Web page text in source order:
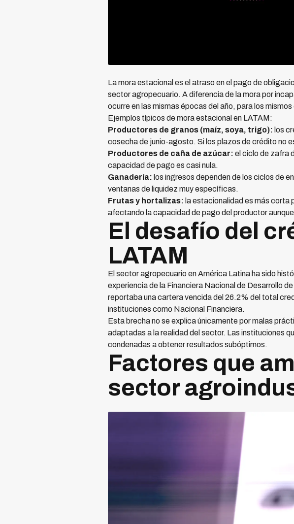
La mora estacional es el atraso en el pago de
sector agropecuario. A diferencia de la mora por
ocurre en las mismas épocas del año, para los
Ejemplos típicos de mora estacional en LATAM:
Productores de granos (maíz, soya, trigo): los
cosecha de junio-agosto. Si los plazos de crédito no
Productores de caña de azúcar: el ciclo de zafra
capacidad de pago es casi nula.
Ganadería: los ingresos dependen de los ciclos de
ventanas de liquidez muy específicas.
Frutas y hortalizas: la estacionalidad es más corta
afectando la capacidad de pago del productor
El desafío del
LATAM
El sector agropecuario en América Latina ha sido
experiencia de la Financiera Nacional de Desarrollo
reportaba una cartera vencida del 26.2% del total
instituciones como Nacional Financiera.
Esta brecha no se explica únicamente por malas
adaptadas a la realidad del sector. Las instituciones
condenadas a obtener resultados subóptimos.
Factores que
sector